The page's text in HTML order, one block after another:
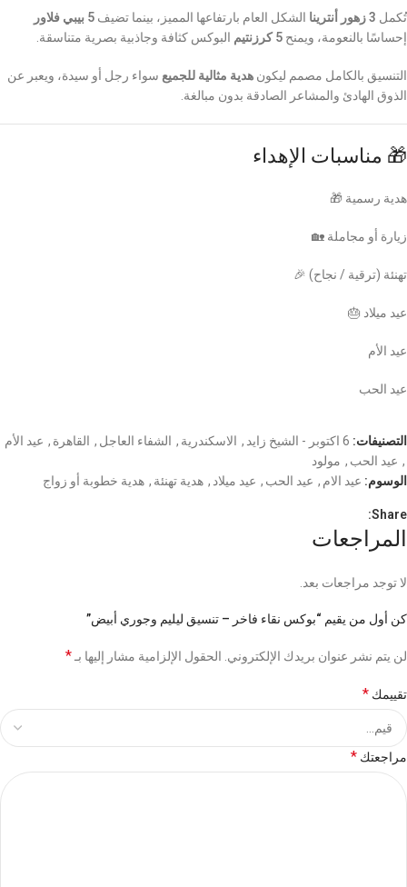
تُكمل 3 زهور أنترينا الشكل العام بارتفاعها المميز، بينما تضيف 5 بيبي فلاور
إحساسًا بالنعومة، ويمنح 5 كرزنتيم البوكس كثافة وجاذبية بصرية متناسقة.
التنسيق بالكامل مصمم ليكون هدية مثالية للجميع سواء رجل أو سيدة، ويعبر عن
الذوق الهادئ والمشاعر الصادقة بدون مبالغة.
🎁 مناسبات الإهداء
هدية رسمية 🎁
زيارة أو مجاملة 🏡
تهنئة (ترقية / نجاح) 🎉
عيد ميلاد 🎂
عيد الأم
عيد الحب
التصنيفات: 6 اكتوبر - الشيخ زايد , الاسكندرية , الشفاء العاجل , القاهرة , عيد الأم
, عيد الحب , مولود
الوسوم: عيد الام , عيد الحب , عيد ميلاد , هدية تهنئة , هدية خطوبة أو زواج
Share:
المراجعات
لا توجد مراجعات بعد.
كن أول من يقيم “بوكس نقاء فاخر – تنسيق ليليم وجوري أبيض”
لن يتم نشر عنوان بريدك الإلكتروني. الحقول الإلزامية مشار إليها بـ*
تقييمك *
مراجعتك *